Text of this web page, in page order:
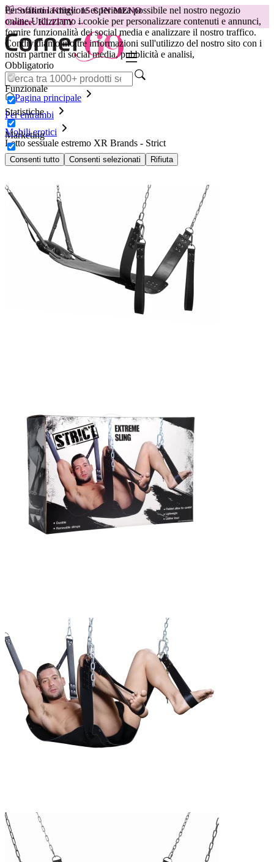
Per offrirti la migliore esperienza possibile nel nostro negozio
online.Utilizziamo i cookie per personalizzare contenuti e annunci,
fornire funzionalità dei social media e analizzare il nostro traffico.
Condividiamo inoltre informazioni sull'utilizzo del nostro sito con i
nostri partner di social media, pubblicità e analisi,
Obbligatorio
Funzionale
Statistiche
Marketing
Consenti tutto Consenti selezionati Rifiuta
😽Svakom Klitty: 15 € IN MENO
Codice: KLITTY →
Pagina principale
Per entrambi
Mobili erotici
Letto sessuale estremo XR Brands - Strict